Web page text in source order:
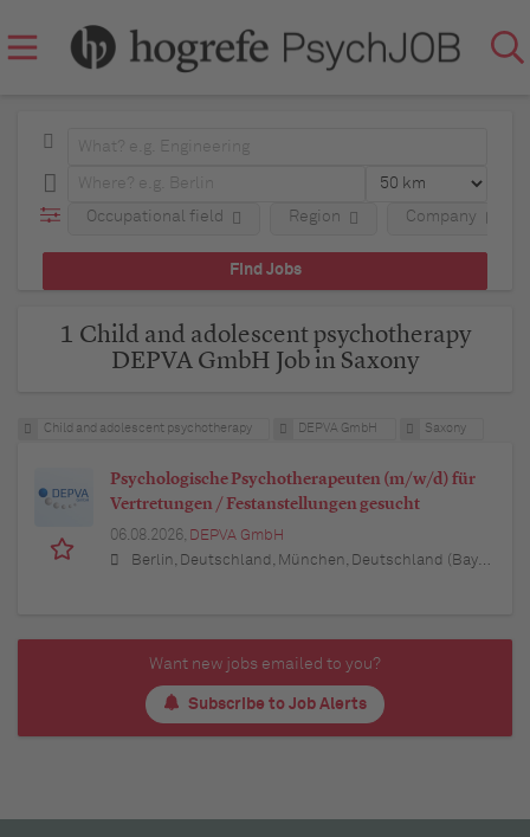
Occupational field Region Company
1 Child and adolescent psychotherapy
DEPVA GmbH Job in Saxony
Child and adolescent psychotherapy DEPVA GmbH Saxony
Psychologische Psychotherapeuten (m/w/d) für
Vertretungen / Festanstellungen gesucht
06.08.2026, DEPVA GmbH
Berlin, Deutschland, München, Deutschland (Bayern), Hamburg, Deutschland, Düsseldorf, Deutschland (Nordrhein-Westfalen), Köln, Deutschland (Nordrhein-Westfalen), Essen, Deutschland (Nordrhein-Westfalen), Dortmund, Deutschland (Nordrhein-Westfalen), Stuttgart, Deutschland (Baden-Württemberg), Heilbronn, Deutschland (Baden-Württemberg), Hannover, Deutschland (Niedersachsen), Rostock, Deutschland (Mecklenburg-Vorpommern), Kiel, Deutschland (Schleswig-Holstein), Augsburg, Deutschland (Bayern), Nürnberg, Deutschland (Bayern), Frankfurt am Main, Deutschland (Hessen), Bremen, Deutschland, Schwerin, Deutschland (Mecklenburg-Vorpommern), Mainz, Deutschland (Rheinland-Pfalz), Saarbrücken, Deutschland (Saarland), Dresden, Deutschland (Sachsen), Magdeburg, Deutschland (Sachsen-Anhalt), Potsdam, Deutschland (Brandenburg), Erfurt, Deutschland (Thüringen), Würzburg, Deutschland (Bayern), Heilbronn, Deutschland (Baden-Württemberg), Leipzig, Deutschland (Sachsen)
Want new jobs emailed to you?
Subscribe to Job Alerts